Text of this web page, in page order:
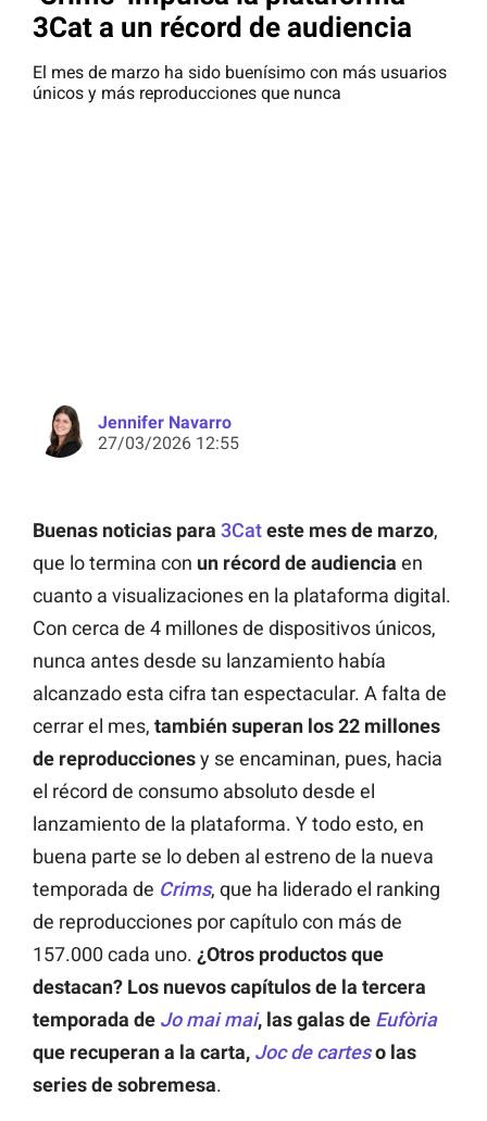
3Cat a un récord de audiencia
El mes de marzo ha sido buenísimo con más usuarios
únicos y más reproducciones que nunca
Jennifer Navarro
27/03/2026 12:55
Buenas noticias para 3Cateste mes de marzo,
que lo termina con un récord de audiencia en
cuanto a visualizaciones en la plataforma digital.
Con cerca de 4 millones de dispositivos únicos,
nunca antes desde su lanzamiento había
alcanzado esta cifra tan espectacular. A falta de
cerrar el mes, también superan los 22 millones
de reproduccionesy se encaminan, pues, hacia
el récord de consumo absoluto desde el
lanzamiento de la plataforma. Y todo esto, en
buena parte se lo deben al estreno de la nueva
temporada de Crims, que ha liderado el ranking
de reproducciones por capítulo con más de
157.000 cada uno. ¿Otros productos que
destacan? Los nuevos capítulos de la tercera
temporada de Jo mai mai, las galas de Eufòria
que recuperan a la carta, Joc de carteso las
series de sobremesa.